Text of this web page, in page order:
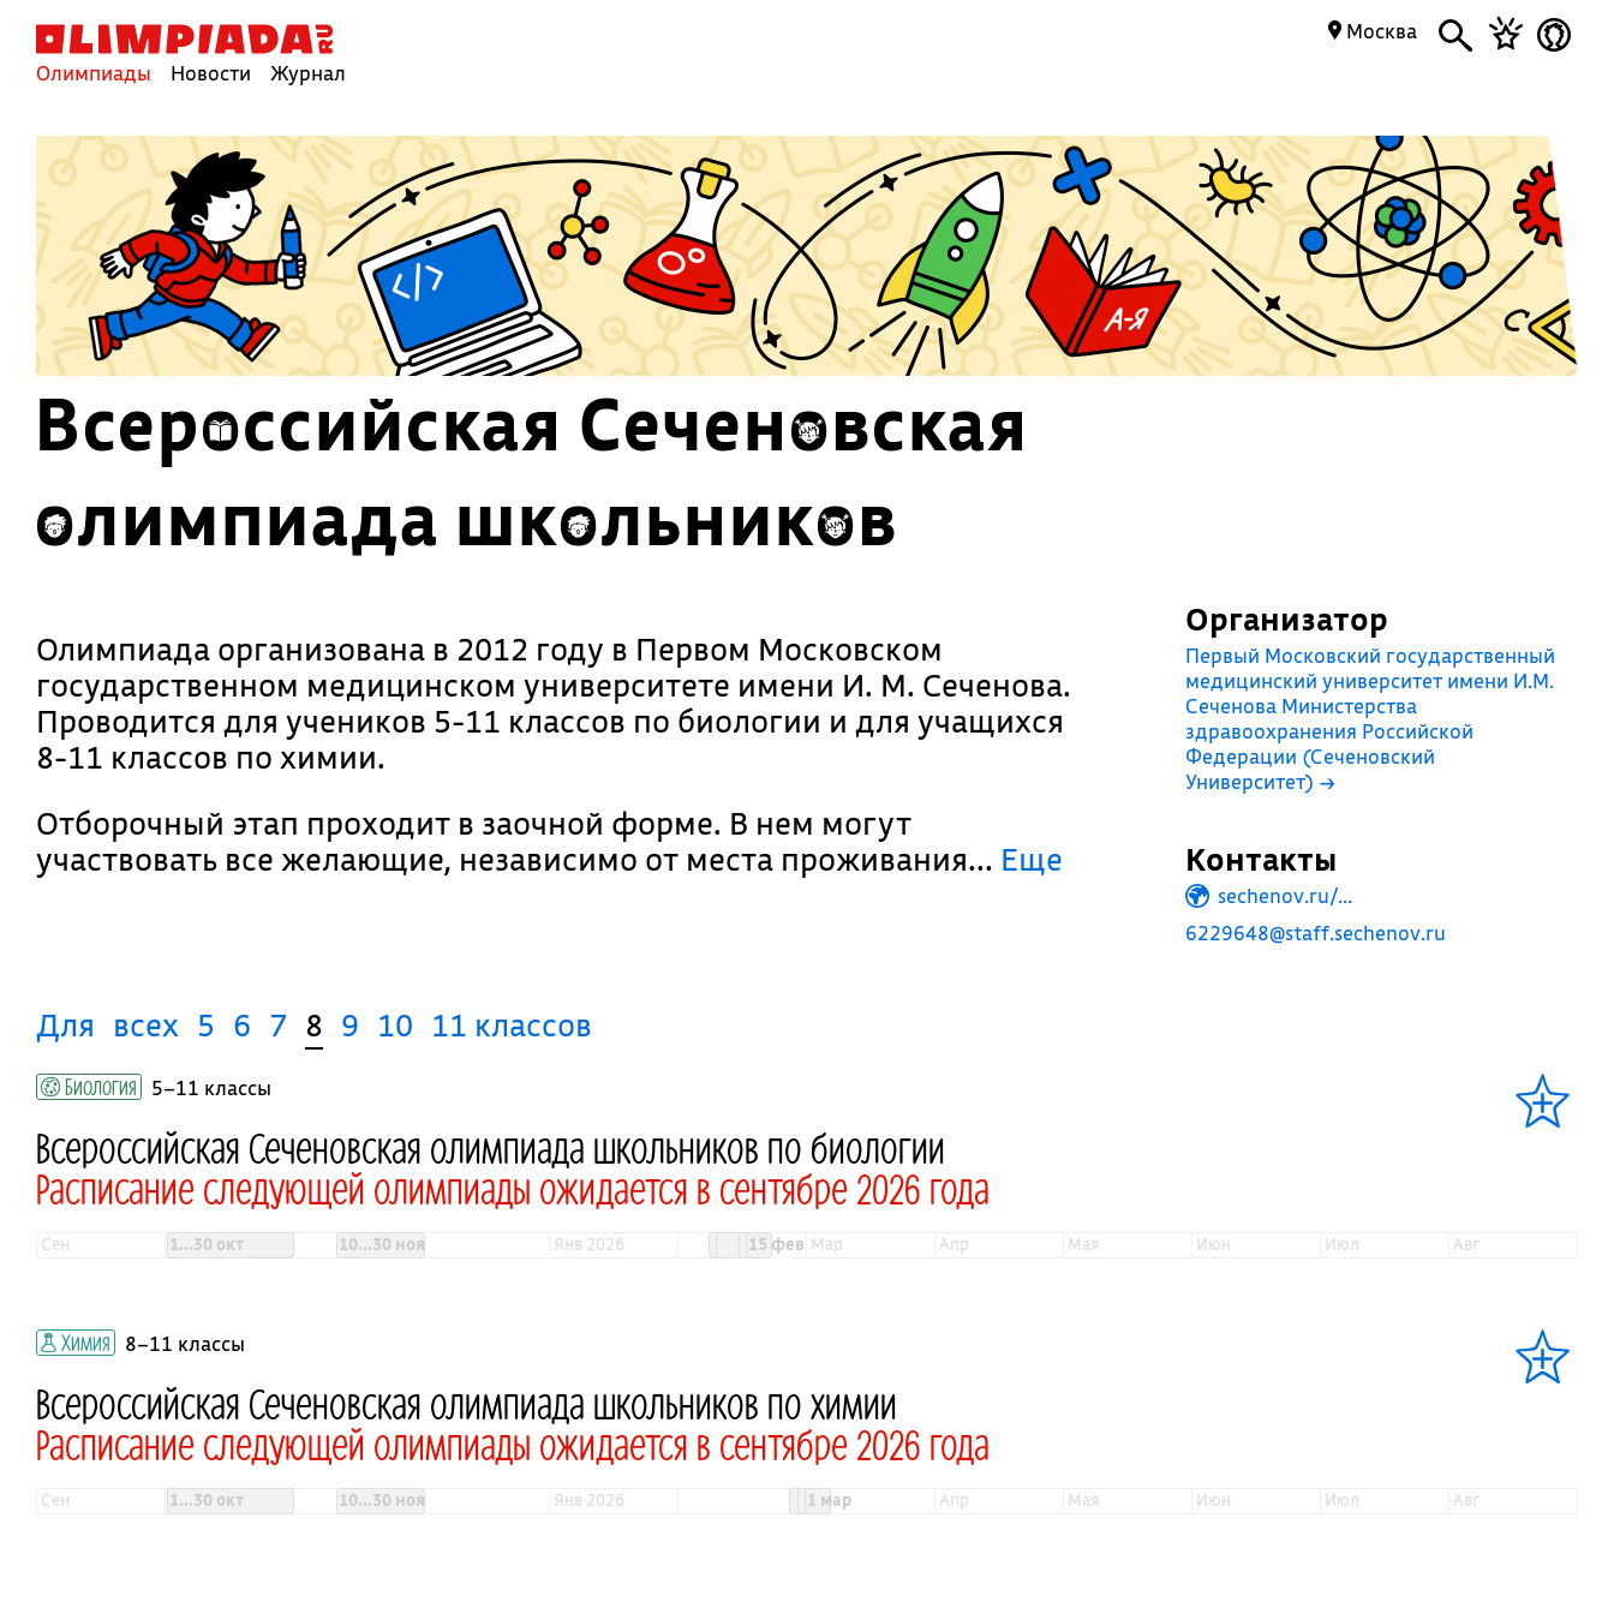
Олимпиады Новости Журнал
Москва
Всероссийская Сеченовская
олимпиада школьников
Олимпиада организована в 2012 году в Первом Московском
государственном медицинском университете имени И. М. Сеченова.
Проводится для учеников 5-11 классов по биологии и для учащихся
8-11 классов по химии.
Отборочный этап проходит в заочной форме. В нем могут
участвовать все желающие, независимо от места проживания... Еще
Организатор
Первый Московский государственный
медицинский университет имени И.М.
Сеченова Министерства
здравоохранения Российской
Федерации (Сеченовский
Университет) →
Контакты
sechenov.ru/...
6229648@staff.sechenov.ru
Для всех 5 6 7 8 9 10 11 классов
Биология 5–11 классы
Всероссийская Сеченовская олимпиада школьников по биологии
Расписание следующей олимпиады ожидается в сентябре 2026 года
сен янв 2026 мар апр мая июн июл авг
1...30 окт 10...30 ноя 15 фев
Химия 8–11 классы
Всероссийская Сеченовская олимпиада школьников по химии
Расписание следующей олимпиады ожидается в сентябре 2026 года
сен янв 2026 апр мая июн июл авг
1...30 окт 10...30 ноя 1 мар